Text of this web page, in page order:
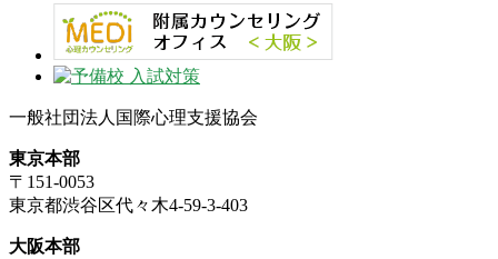
一般社団法人国際心理支援協会
東京本部
〒151-0053
東京都渋谷区代々木4-59-3-403
大阪本部